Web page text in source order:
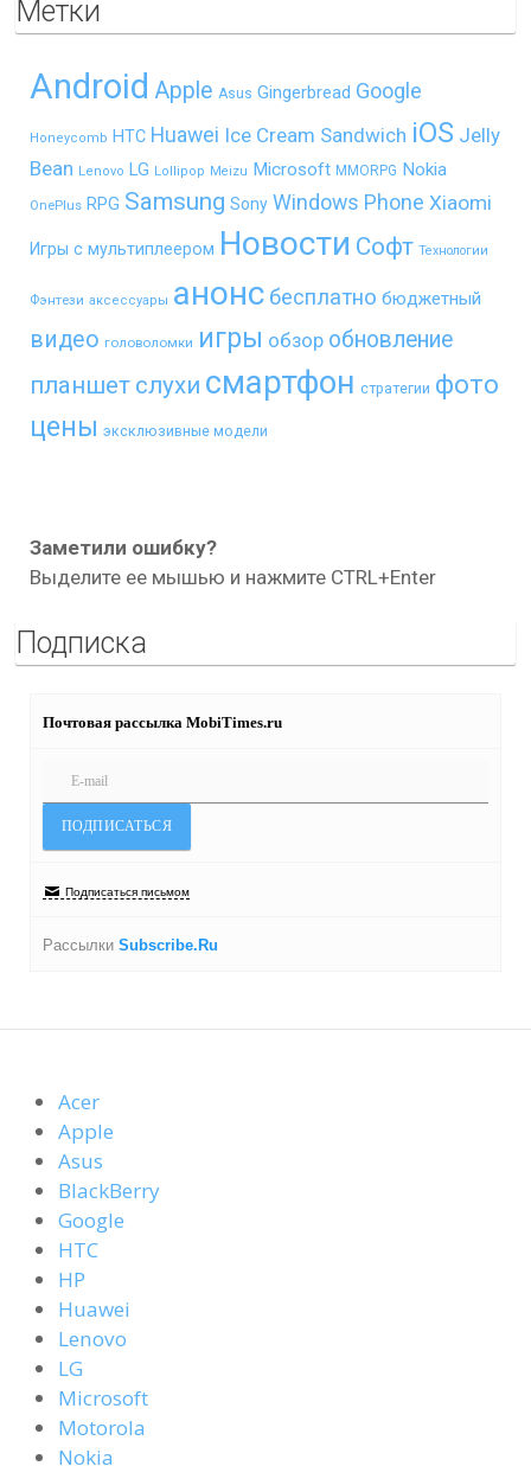
Метки
Android Apple Asus Gingerbread Google
Honeycomb HTC Huawei Ice Cream Sandwich iOS Jelly
Bean Lenovo LG Lollipop Meizu Microsoft MMORPG Nokia
OnePlus RPG Samsung Sony Windows Phone Xiaomi
Игры с мультиплеером Новости Софт Технологии
Фэнтези аксессуары анонс бесплатно бюджетный
видео головоломки игры обзор обновление
планшет слухи смартфон стратегии фото
цены эксклюзивные модели
Заметили ошибку?
Выделите ее мышью и нажмите CTRL+Enter
Подписка
Почтовая рассылка MobiTimes.ru
Подписаться письмом
Рассылки Subscribe.Ru
Acer
Apple
Asus
BlackBerry
Google
HTC
HP
Huawei
Lenovo
LG
Microsoft
Motorola
Nokia